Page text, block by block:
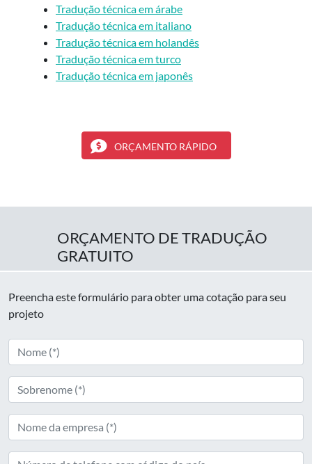
Tradução técnica em árabe
Tradução técnica em italiano
Tradução técnica em holandês
Tradução técnica em turco
Tradução técnica em japonês
ORÇAMENTO RÁPIDO
ORÇAMENTO DE TRADUÇÃO
GRATUITO
Preencha este formulário para obter uma cotação para seu
projeto